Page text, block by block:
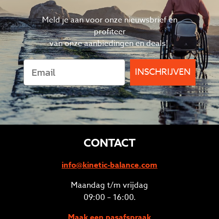
Meld je aan voor onze nieuwsbrief en
profiteer
vanonze aanbiedingen en deals!
INSCHRIJVEN
CONTACT
info@kinetic-balance.com
Maandag t/m vrijdag
09:00 – 16:00.